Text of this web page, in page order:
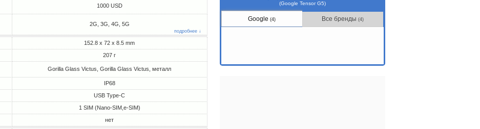
1000 USD
2G, 3G, 4G, 5G
подробнее ↓
152.8 x 72 x 8.5 mm
207 г
Gorilla Glass Victus, Gorilla Glass Victus, металл
IP68
USB Type-C
1 SIM (Nano-SIM,e-SIM)
нет
(Google Tensor G5)
Google(4) Все бренды(4)